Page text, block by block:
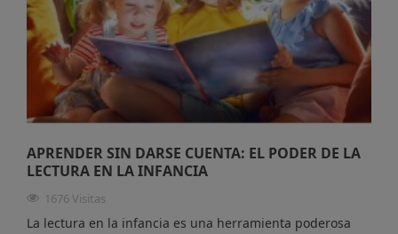
APRENDER SIN DARSE CUENTA: EL PODER DE LA
LECTURA EN LA INFANCIA
1676 Visitas
La lectura en la infancia es una herramienta poderosa